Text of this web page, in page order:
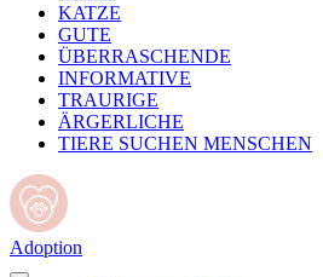
KATZE
GUTE
ÜBERRASCHENDE
INFORMATIVE
TRAURIGE
ÄRGERLICHE
TIERE SUCHEN MENSCHEN
Adoption